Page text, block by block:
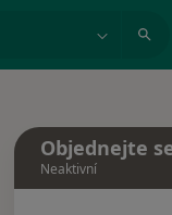
Objednejte
Neaktivní